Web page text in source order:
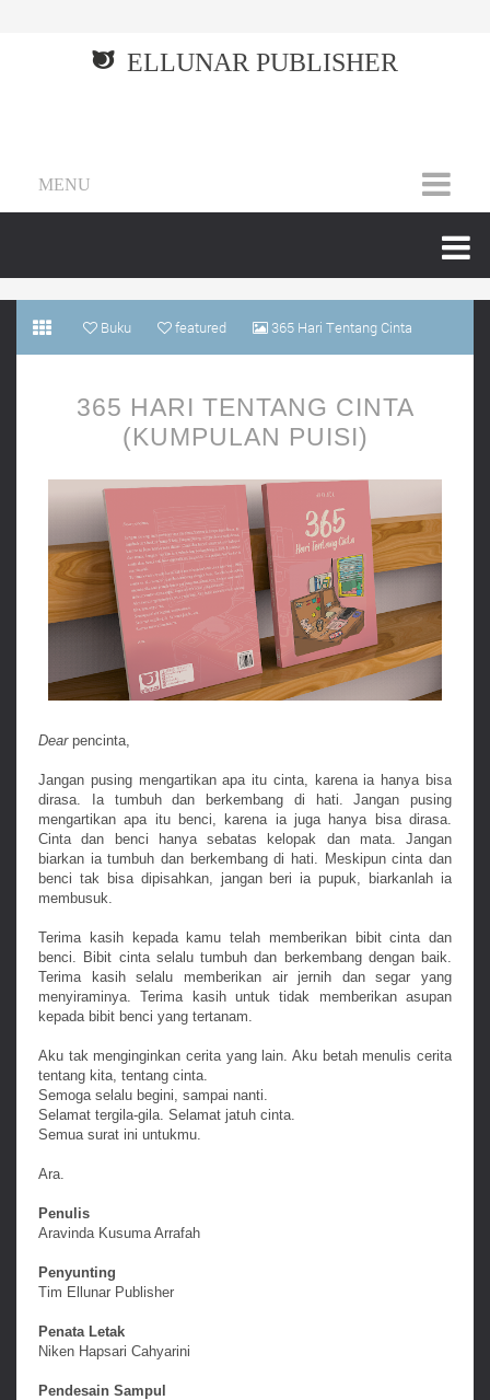
ELLUNAR PUBLISHER
MENU
Buku featured 365 Hari Tentang Cinta
365 HARI TENTANG CINTA
(KUMPULAN PUISI)
Dearpencinta,
Jangan pusing mengartikan apa itu cinta, karena ia hanya bisa
dirasa. Ia tumbuh dan berkembang di hati. Jangan pusing
mengartikan apa itu benci, karena ia juga hanya bisa dirasa.
Cinta dan benci hanya sebatas kelopak dan mata. Jangan
biarkan ia tumbuh dan berkembang di hati. Meskipun cinta dan
benci tak bisa dipisahkan, jangan beri ia pupuk, biarkanlah ia
membusuk.
Terima kasih kepada kamu telah memberikan bibit cinta dan
benci. Bibit cinta selalu tumbuh dan berkembang dengan baik.
Terima kasih selalu memberikan air jernih dan segar yang
menyiraminya. Terima kasih untuk tidak memberikan asupan
kepada bibit benci yang tertanam.
Aku tak menginginkan cerita yang lain. Aku betah menulis cerita
tentang kita, tentang cinta.
Semoga selalu begini, sampai nanti.
Selamat tergila-gila. Selamat jatuh cinta.
Semua surat ini untukmu.
Ara.
Penulis
Aravinda Kusuma Arrafah
Penyunting
Tim Ellunar Publisher
Penata Letak
Niken Hapsari Cahyarini
Pendesain Sampul